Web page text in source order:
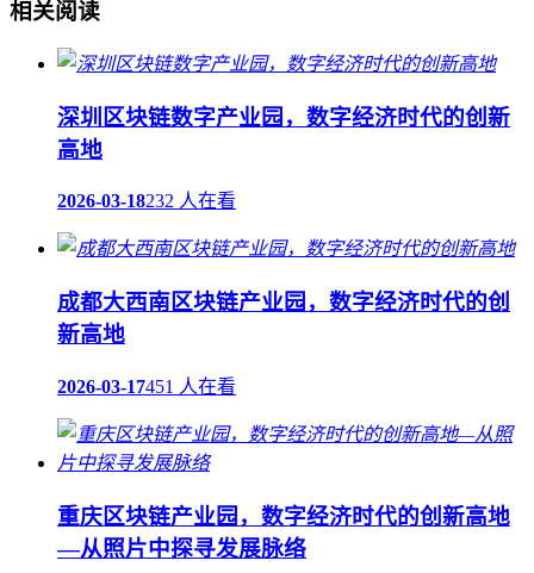
相关阅读
深圳区块链数字产业园，数字经济时代的创新
高地
2026-03-18232 人在看
成都大西南区块链产业园，数字经济时代的创
新高地
2026-03-17451 人在看
重庆区块链产业园，数字经济时代的创新高地
—从照片中探寻发展脉络